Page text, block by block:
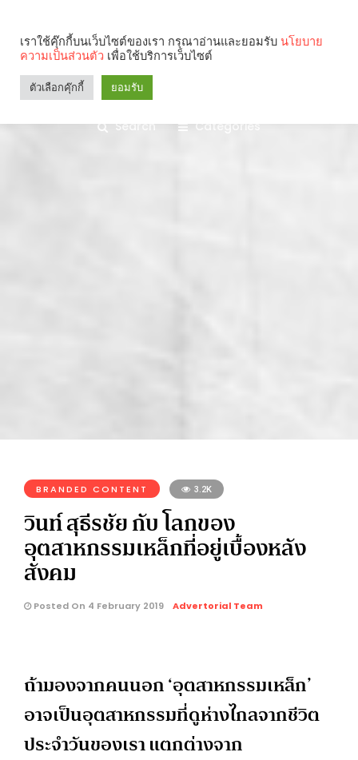
Search Categories
BRANDED CONTENT 3.2K
วินท์ สุธีรชัย กับ โลกของ
อุตสาหกรรมเหล็กที่อยู่เบื้องหลัง
สังคม
Posted On 4 February 2019 Advertorial Team
ถ้ามองจากคนนอก ‘อุตสาหกรรมเหล็ก’
อาจเป็นอุตสาหกรรมที่ดูห่างไกลจากชีวิต
ประจำวันของเรา แตกต่างจาก
เราใช้คุ๊กกี้บนเว็บไซต์ของเรา กรุณาอ่านและยอมรับ นโยบาย
ความเป็นส่วนตัว เพื่อใช้บริการเว็บไซต์
ตัวเลือกคุ๊กกี้ ยอมรับ